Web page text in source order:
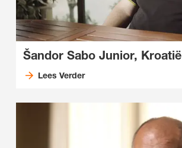
Šandor Sabo Junior, Kroatië
Lees Verder